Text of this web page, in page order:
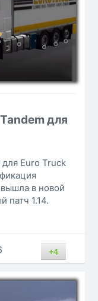
для
для Euro Truck
в новой
патч 1.14.
+4